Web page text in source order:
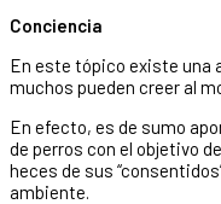
Conciencia
En este tópico existe una
muchos pueden creer al
En efecto, es de sumo
de perros con el objetivo
heces de sus
ambiente.